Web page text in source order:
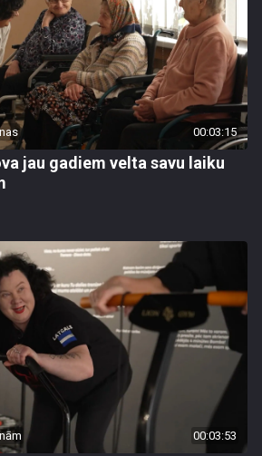
00:03:15
jau gadiem velta savu laiku
00:03:53